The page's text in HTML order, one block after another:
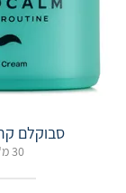
סבוקלם
30 מ"ל